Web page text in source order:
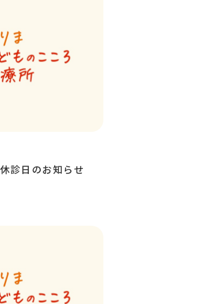
診日のお知らせ